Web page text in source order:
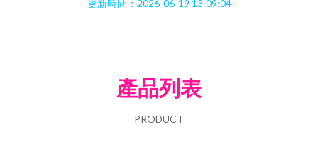
更新時間：2026-06-19 13:09:04
產品列表
PRODUCT